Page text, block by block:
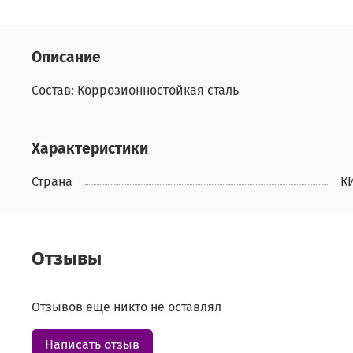
Описание
Состав: Коррозионностойкая сталь
Характеристики
Страна
Отзывы
Отзывов еще никто не оставлял
Написать отзыв